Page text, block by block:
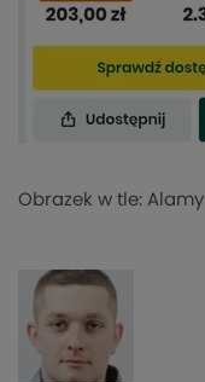
Obrazek w tle: Alamy